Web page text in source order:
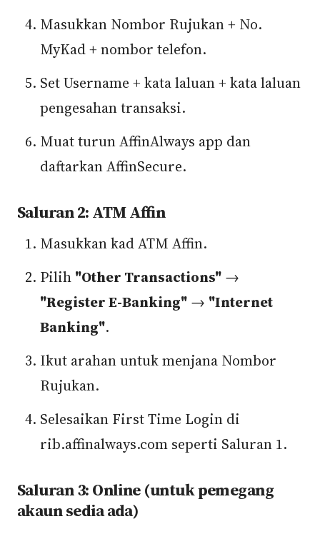
Masukkan Nombor Rujukan + No.
MyKad + nombor telefon.
Set Username + kata laluan + kata laluan
pengesahan transaksi.
Muat turun AffinAlways app dan
daftarkan AffinSecure.
Saluran 2: ATM Affin
Masukkan kad ATM Affin.
Pilih "Other Transactions" →
"Register E-Banking" → "Internet
Banking".
Ikut arahan untuk menjana Nombor
Rujukan.
Selesaikan First Time Login di
rib.affinalways.com seperti Saluran 1.
Saluran 3: Online (untuk pemegang
akaun sedia ada)